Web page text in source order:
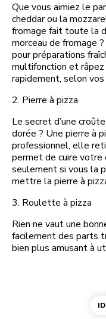
Que vous aimiez le
cheddar ou la
fromage fait toute la
morceau de fromage
pour préparations
multifonction et
rapidement, selon
2. Pierre à pizza
Le secret d’une
dorée ? Une pierre à
professionnel, elle
permet de cuire votre
seulement si vous la
mettre la pierre à
3. Roulette à pizza
Rien ne vaut une
facilement des parts
bien plus amusant à